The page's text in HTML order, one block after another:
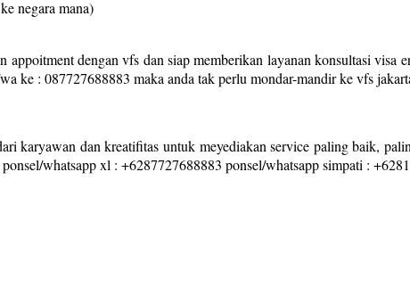
negara mana)
dengan vfs dan siap memberikan layanan konsultasi
ke : 087727688883 maka anda tak perlu mondar-mandir ke vfs
karyawan dan kreatifitas untuk meyediakan service paling baik,
whatsapp xl : +6287727688883 ponsel/whatsapp simpati :